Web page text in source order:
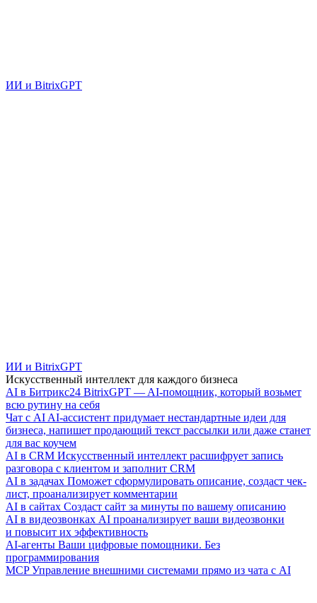
ИИ и BitrixGPT
ИИ и BitrixGPT
Искусственный интеллект для каждого бизнеса
AI в Битрикс24 BitrixGPT — AI-помощник, который возьмет
всю рутину на себя
Чат с AI AI-ассистент придумает нестандартные идеи для
бизнеса, напишет продающий текст рассылки или даже станет
для вас коучем
AI в CRM Искусственный интеллект расшифрует запись
разговора с клиентом и заполнит CRM
AI в задачах Поможет сформулировать описание, создаст чек-
лист, проанализирует комментарии
AI в сайтах Создаст сайт за минуты по вашему описанию
AI в видеозвонках AI проанализирует ваши видеозвонки
и повысит их эффективность
AI-агенты Ваши цифровые помощники. Без
программирования
MCP Управление внешними системами прямо из чата с AI